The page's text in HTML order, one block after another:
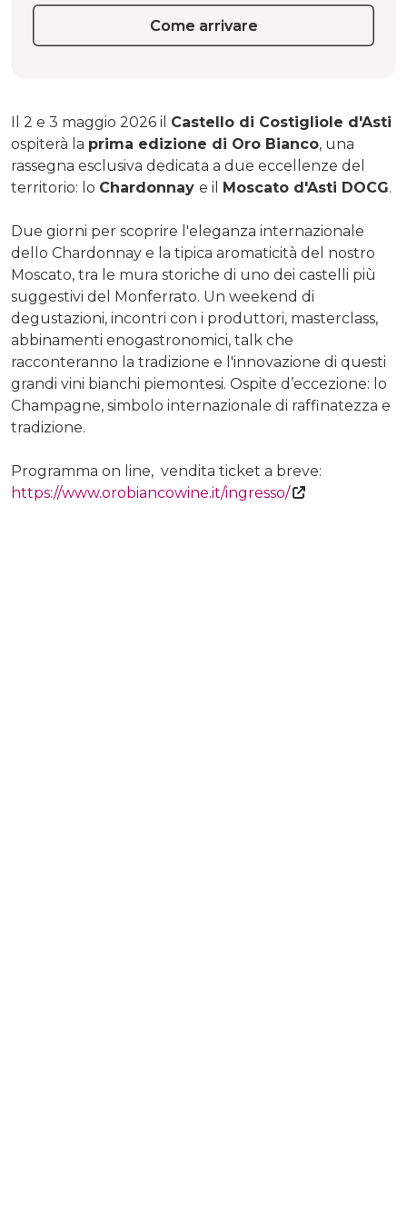
Il 2 e 3 maggio 2026 il Castello di Costigliole d'Asti
ospiterà la prima edizione di Oro Bianco, una
rassegna esclusiva dedicata a due eccellenze del
territorio: lo Chardonnay e il Moscato d'Asti DOCG.
Due giorni per scoprire l'eleganza internazionale
dello Chardonnay e la tipica aromaticità del nostro
Moscato, tra le mura storiche di uno dei castelli più
suggestivi del Monferrato. Un weekend di
degustazioni, incontri con i produttori, masterclass,
abbinamenti enogastronomici, talk che
racconteranno la tradizione e l'innovazione di questi
grandi vini bianchi piemontesi. Ospite d’eccezione: lo
Champagne, simbolo internazionale di raffinatezza e
tradizione.
Programma on line, vendita ticket a breve:
https://www.orobiancowine.it/ingresso/
Come arrivare